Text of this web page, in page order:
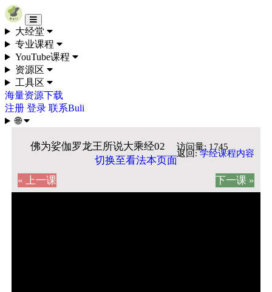
Skip to content
大经堂
专业课程
YouTube课程
资源区
工具区
海量资源下载
注册 登录 联系Buli
🌐
佛为娑伽罗龙王所说大乘经02 访问量: 1745
切换至看法本页面
返回:学经课程内容
« 上一课 下一课 »